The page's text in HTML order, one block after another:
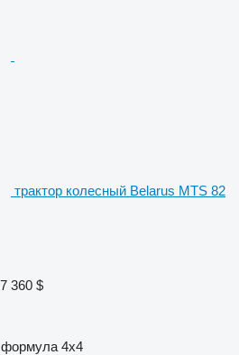
трактор колесный Belarus MTS 82
360 $
формула 4x4